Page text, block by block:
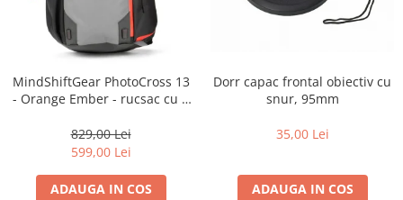
MindShiftGear PhotoCross 13
- Orange Ember - rucsac cu o
829,00 Lei
599,00 Lei
ADAUGA IN COS
Dorr capac frontal obiectiv cu
snur, 95mm
35,00 Lei
ADAUGA IN COS